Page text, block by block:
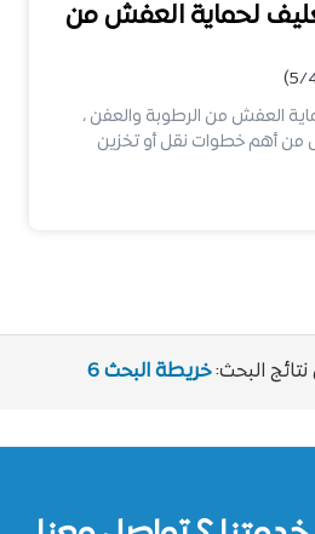
لحماية العفش من
العفش من الرطوبة والعفن ،
من أهم خطوات نقل أو تخزين
البحث:خريطة البحث 6